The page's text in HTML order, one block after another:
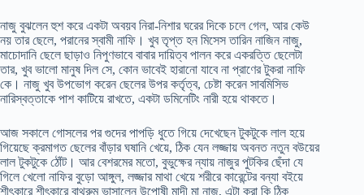
নাজু বুঝলেন হুশ করে একটা অবয়ব নিরা-নিশার ঘরের দিকে চলে গেল, আর কেউ
নয় তার ছেলে, পরানের স্বামী নাফি। খুব তৃপ্ত হন মিসেস তারিন নাজিন নাজু,
মাচোদানি ছেলে ছাড়াও নিপুণভাবে বাবার দায়িত্ব পালন করে একরত্তি ছেলেটা
তার, খুব ভালো মানুষ দিল সে, কোন ভাবেই হারানো যাবে না প্রাণের টুকরা নাফি
কে। নাজু খুব উপভোগ করেন ছেলের উপর কর্তৃত্ব, চেষ্টা করেন সাবমিসিভ
নারিস্বত্তাকে পাশ কাটিয়ে রাখতে, একটা ডমিনেটিং নারী হয়ে থাকতে।
আজ সকালে গোসলের পর গুদের পাপড়ি ধুতে গিয়ে দেখেছেন টুকটুকে লাল হয়ে
গিয়েছে ক্রমাগত ছেলের বাঁড়ার ঘষানি খেয়ে, ঠিক যেন লজ্জায় অবনত নতুন বউয়ের
লাল টুকটুকে ঠোঁট। আর বেশরমের মতো, বুভুক্ষের ন্যায় নাজুর পুটকির ছেঁদা যে
গিলে খেলো নাফির বুড়ো আঙ্গুল, লজ্জার মাথা খেয়ে শরীরে কারেন্টের বন্যা বইয়ে
শীৎকারে শীৎকারে বাথরুম ভাসালেন উপোষী মাদী মা নাজু, এটা করা কি ঠিক